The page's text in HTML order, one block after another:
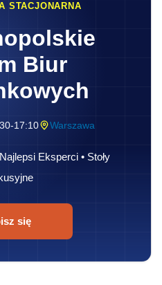
STACJONARNA
Biur
17:10 Warszawa
Eksperci • Stoły
się